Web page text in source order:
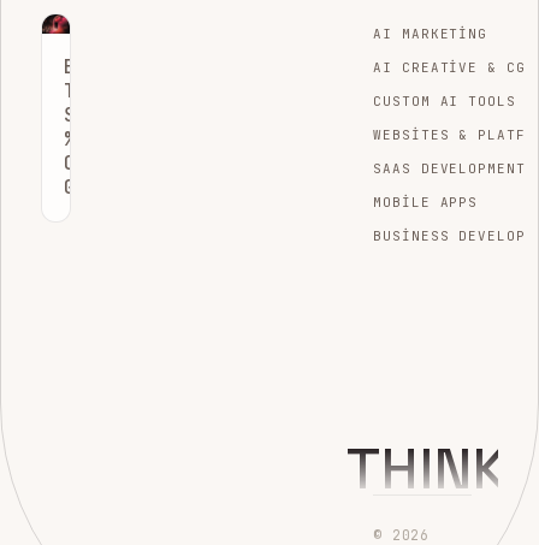
E-
TICARET
SITELERININ
%80’I
CHATGPT’DE
GÖRÜNMÜYOR
AI MARKETING
AI CREATIVE & CGI
CUSTOM AI TOOLS
WEBSITES &
SAAS DEVELOPMENT
MOBILE APPS
BUSINESS
© 2026